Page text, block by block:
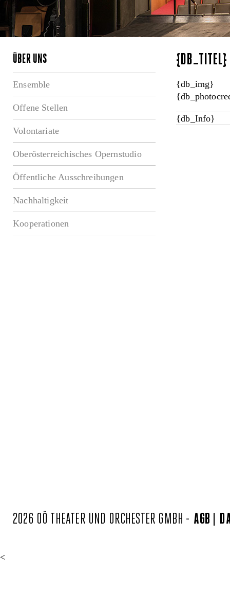
ÜBER UNS
Ensemble
Offene Stellen
Volontariate
Oberösterreichisches Opernstudio
Öffentliche Ausschreibungen
Nachhaltigkeit
Kooperationen
{DB_TITEL}
{db_img}
{db_Info}
2026 OÖ THEATER UND ORCHESTER GMBH - AGB
<